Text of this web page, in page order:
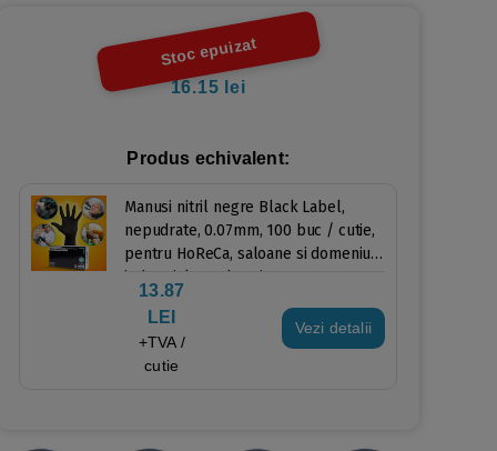
Stoc epuizat
16.15 lei
Produs echivalent:
Manusi nitril negre Black Label,
nepudrate, 0.07mm, 100 buc / cutie,
pentru HoReCa, saloane si domeniul
industrial, produse in UE
13.87
LEI
+TVA /
cutie
Vezi detalii